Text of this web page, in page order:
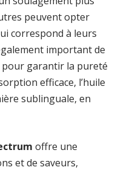
peuvent opter
correspond à leurs
important de
pour garantir la pureté
efficace, l’huile
sublinguale, en
offre une
et de saveurs,